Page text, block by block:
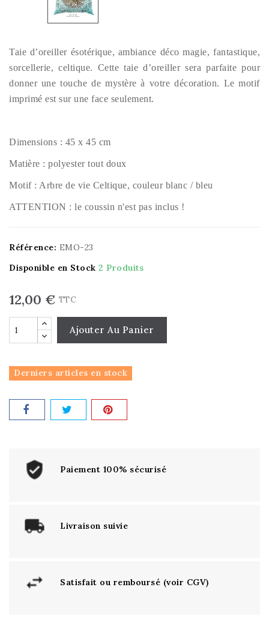
Taie d’oreiller ésotérique, ambiance déco magie, fantastique,
sorcellerie, celtique. Cette taie d’oreiller sera parfaite pour
donner une touche de mystère à votre décoration. Le motif
imprimé est sur une face seulement.
Dimensions : 45 x 45 cm
Matière : polyester tout doux
Motif : Arbre de vie Celtique, couleur blanc / bleu
ATTENTION : le coussin n'est pas inclus !
Référence: EMO-23
Disponible en Stock 2 Produits
12,00 € TTC
Ajouter Au Panier
Derniers articles en stock
Paiement 100% sécurisé
Livraison suivie
Satisfait ou remboursé (voir CGV)